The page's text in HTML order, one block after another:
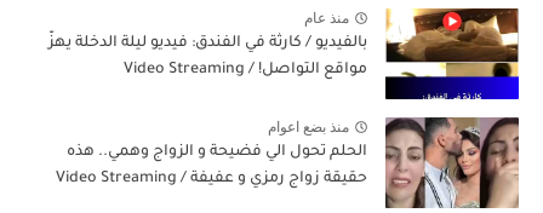
منذ عام
بالفيديو / كارثة في الفندق: فيديو ليلة الدخلة يهزّ
مواقع التواصل! / Video Streaming
منذ بضع اعوام
الحلم تحول الي فضيحة و الزواج وهمي.. هذه
حقيقة زواج رمزي و عفيفة / Video Streaming